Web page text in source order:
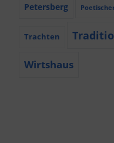
Petersberg
Trachten
Wirtshaus